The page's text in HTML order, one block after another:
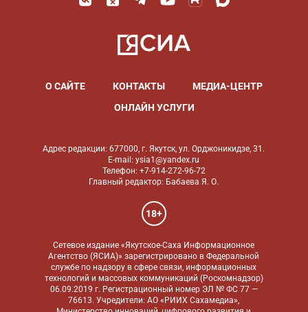
О САЙТЕ КОНТАКТЫ
МЕДИА-ЦЕНТР
ОНЛАЙН УСЛУГИ
Адрес редакции: 677000, г. Якутск, ул. Орджоникидзе, 31.
E-mail: ysia1@yandex.ru
Телефон: +7-914-272-96-72
Главный редактор: Бабаева Я. О.
18+
Сетевое издание «Якутское-Саха Информационное
Агентство (ЯСИА)» зарегистрировано в Федеральной
службе по надзору в сфере связи, информационных
технологий и массовых коммуникаций (Роскомнадзор)
06.09.2019 г. Регистрационный номер ЭЛ № ФС 77 —
76613. Учредители: АО «РИИХ Сахамедиа»,